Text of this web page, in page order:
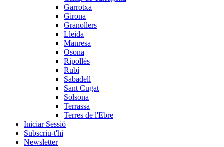
Garrotxa
Girona
Granollers
Lleida
Manresa
Osona
Ripollès
Rubí
Sabadell
Sant Cugat
Solsona
Terrassa
Terres de l'Ebre
Iniciar Sessió
Subscriu-t'hi
Newsletter